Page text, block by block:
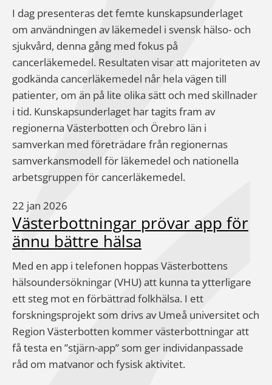
I dag presenteras det femte kunskapsunderlaget
om användningen av läkemedel i svensk hälso- och
sjukvård, denna gång med fokus på
cancerläkemedel. Resultaten visar att majoriteten av
godkända cancerläkemedel når hela vägen till
patienter, om än på lite olika sätt och med skillnader
i tid. Kunskapsunderlaget har tagits fram av
regionerna Västerbotten och Örebro län i
samverkan med företrädare från regionernas
samverkansmodell för läkemedel och nationella
arbetsgruppen för cancerläkemedel.
22 jan 2026
Västerbottningar prövar app för
ännu bättre hälsa
Med en app i telefonen hoppas Västerbottens
hälsoundersökningar (VHU) att kunna ta ytterligare
ett steg mot en förbättrad folkhälsa. I ett
forskningsprojekt som drivs av Umeå universitet och
Region Västerbotten kommer västerbottningar att
få testa en ”stjärn-app” som ger individanpassade
råd om matvanor och fysisk aktivitet.